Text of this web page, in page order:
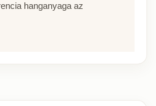
hanganyaga az